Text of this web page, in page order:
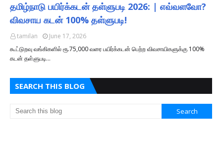
தமிழ்நாடு பயிர்க்கடன் தள்ளுபடி 2026: | எவ்வளவோ?
விவசாய கடன் 100% தள்ளுபடி!
tamilan
June 17, 2026
கூட்டுறவு வங்கிகளில் ரூ.75,000 வரை பயிர்க்கடன் பெற்ற விவசாயிகளுக்கு 100%
கடன் தள்ளுபடி…
SEARCH THIS BLOG